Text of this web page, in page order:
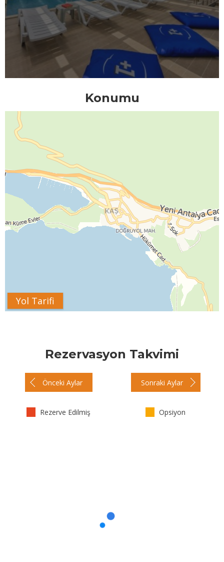
Konumu
Yol Tarifi
Rezervasyon Takvimi
Önceki Aylar Sonraki Aylar
Rezerve Edilmiş Opsiyon